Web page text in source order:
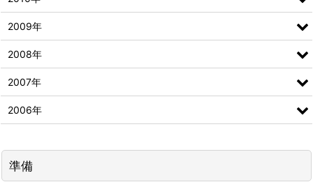
準備
2009年
2008年
2007年
2006年